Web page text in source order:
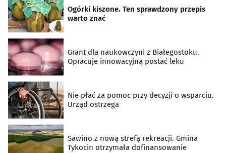
Ogórki kiszone. Ten sprawdzony przepis
warto znać
Grant dla naukowczyni z Białegostoku.
Opracuje innowacyjną postać leku
Nie płać za pomoc przy decyzji o wsparciu.
Urząd ostrzega
Sawino z nową strefą rekreacji. Gmina
Tykocin otrzymała dofinansowanie